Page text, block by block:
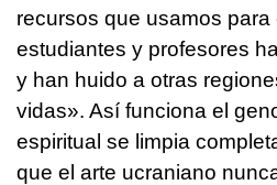
recursos que usamos para
estudiantes y profesores
y han huido a otras
vidas». Así funciona el
espiritual se limpia
que el arte ucraniano